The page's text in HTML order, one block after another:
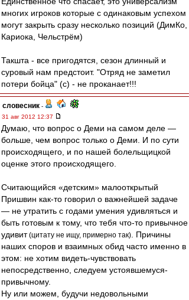
многих игроков которые с одинаковым успехом
могут закрыть сразу несколько позиций (ДимКо,
Кариока, Чельстрём)
Такшта - все пригодятся, сезон длинный и
суровый нам предстоит. "Отряд не заметил
потери бойца" (с) - не проканает!!!
словесник -
31 авг 2012 12:37
Думаю, что вопрос о Деми на самом деле —
больше, чем вопрос только о Деми. И по сути
происходящего, и по нашей болельщицкой
оценке этого происходящего.
Считающийся «детским» малооткрытый
Пришвин как-то говорил о важнейшей задаче
— не утратить с годами умения удивляться и
быть готовым к тому, что тебя что-то привычное
удивит(цитату не ищу, примерно так) . Причины
наших споров и взаимных обид часто именно в
этом: не хотим видеть-чувствовать
непосредственно, следуем устоявшемуся-
привычному.
Ну или можем, будучи недовольными